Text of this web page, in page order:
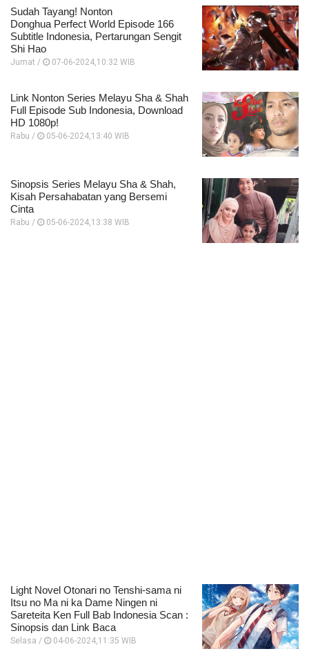
Sudah Tayang! Nonton
Donghua Perfect World Episode 166
Subtitle Indonesia, Pertarungan Sengit
Shi Hao
Jumat / 07-06-2024,10:32 WIB
Link Nonton Series Melayu Sha & Shah
Full Episode Sub Indonesia, Download
HD 1080p!
Rabu / 05-06-2024,13:40 WIB
Sinopsis Series Melayu Sha & Shah,
Kisah Persahabatan yang Bersemi
Cinta
Rabu / 05-06-2024,13:38 WIB
Light Novel Otonari no Tenshi-sama ni
Itsu no Ma ni ka Dame Ningen ni
Sareteita Ken Full Bab Indonesia Scan :
Sinopsis dan Link Baca
Selasa / 04-06-2024,11:35 WIB